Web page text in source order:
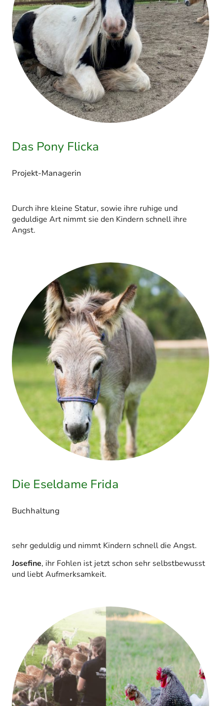
Das Pony Flicka
Projekt-Managerin
Durch ihre kleine Statur, sowie ihre ruhige und
geduldige Art nimmt sie den Kindern schnell ihre
Angst.
Die Eseldame Frida
Buchhaltung
sehr geduldig und nimmt Kindern schnell die Angst.
Josefine, ihr Fohlen ist jetzt schon sehr selbstbewusst
und liebt Aufmerksamkeit.